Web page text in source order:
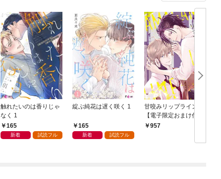
触れたいのは香りじゃ
なく 1
165
新着 試読フル
綻ぶ純花は遅く咲く 1
165
新着 試読フル
甘咬みリップライン
【電子限定おまけ付
き】957